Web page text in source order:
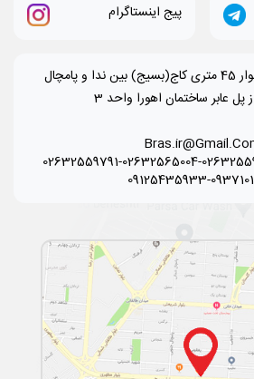
پیج اینستاگرام
کرج عظیمیه بلوار 45 متری کاج(بسیج) بین ندا و پامچال
پل عابر ساختمان اهورا واحد 3
02632559791-02632565004-
09125435933-